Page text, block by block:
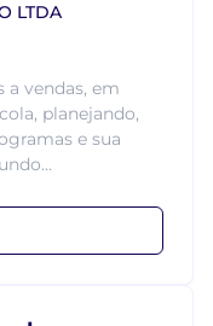
LTDA
a vendas, em
planejando,
e sua